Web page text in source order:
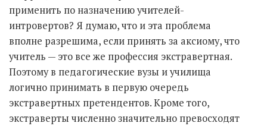
применить по назначению учителей-
интровертов? Я думаю, что и эта проблема
вполне разрешима, если принять за аксиому, что
учитель — это все же профессия экстравертная.
Поэтому в педагогические вузы и училища
логично принимать в первую очередь
экстравертных претендентов. Кроме того,
экстраверты численно значительно превосходят